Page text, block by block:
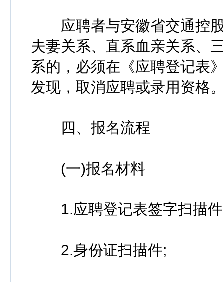
应聘者与安徽省交通控股
夫妻关系、直系血亲关系、
系的，必须在《应聘登记表
发现，取消应聘或录用资格
四、报名流程
(一)报名材料
1.应聘登记表签字扫描
2.身份证扫描件;